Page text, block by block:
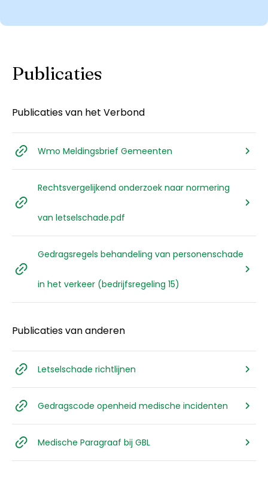
Publicaties
Publicaties van het Verbond
Wmo Meldingsbrief Gemeenten
Rechtsvergelijkend onderzoek naar normering
van letselschade.pdf
Gedragsregels behandeling van personenschade
in het verkeer (bedrijfsregeling 15)
Publicaties van anderen
Letselschade richtlijnen
Gedragscode openheid medische incidenten
Medische Paragraaf bij GBL